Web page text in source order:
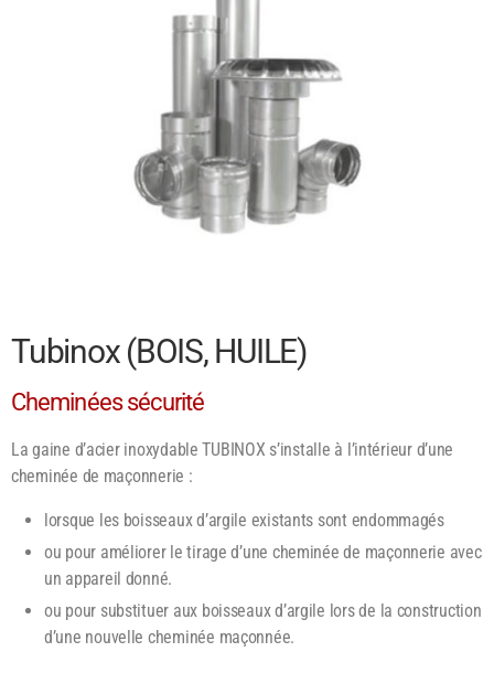
Tubinox (BOIS, HUILE)
Cheminées sécurité
La gaine d’acier inoxydable TUBINOX s’installe à l’intérieur d’une
cheminée de maçonnerie :
lorsque les boisseaux d’argile existants sont endommagés
ou pour améliorer le tirage d’une cheminée de maçonnerie avec
un appareil donné.
ou pour substituer aux boisseaux d’argile lors de la construction
d’une nouvelle cheminée maçonnée.